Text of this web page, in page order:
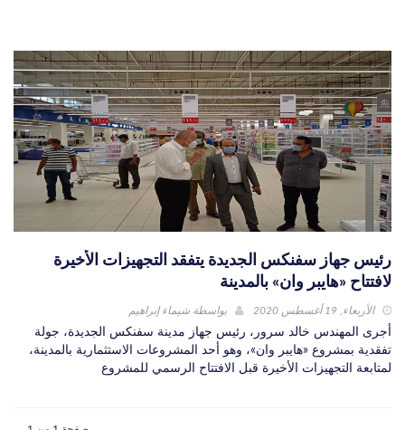
رئيس جهاز سفنكس الجديدة يتفقد التجهيزات الأخيرة
لافتتاح «هايبر وان» بالمدينة
الأربعاء, 19 أغسطس 2020 بواسطة شيماء إبراهيم
أجرى المهندس خالد سرور، رئيس جهاز مدينة سفنكس الجديدة، جولة
تفقدية بمشروع «هايبر وان»، وهو أحد المشروعات الاستثمارية بالمدينة،
لمتابعة التجهيزات الأخيرة قبل الافتتاح الرسمي للمشروع